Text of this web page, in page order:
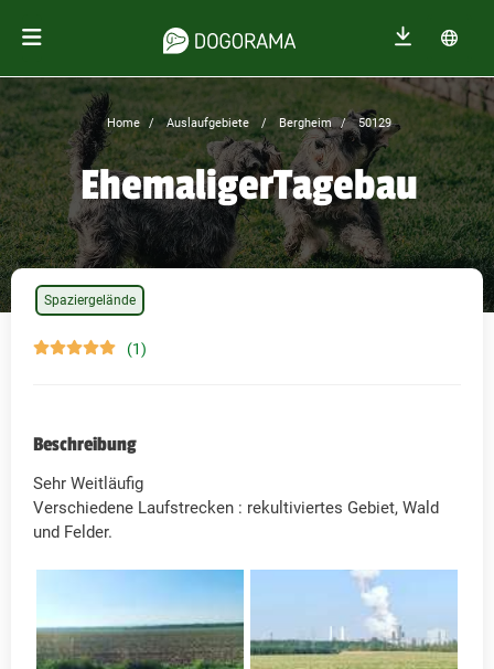
Home Auslaufgebiete Bergheim 50129
EhemaligerTagebau
(1)
Spaziergelände
Beschreibung
Sehr Weitläufig
Verschiedene Laufstrecken : rekultiviertes Gebiet, Wald
und Felder.